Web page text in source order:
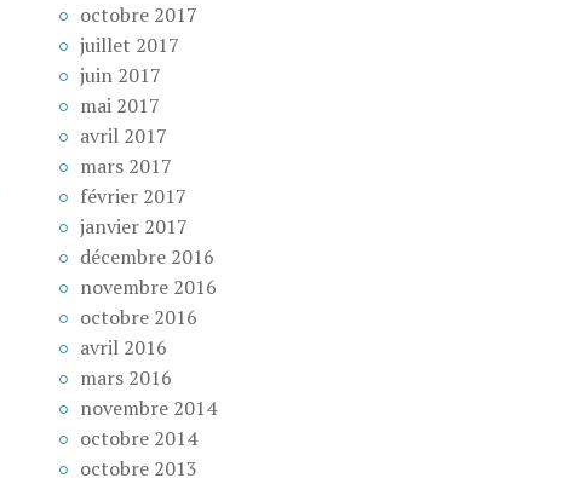
octobre 2017
juillet 2017
juin 2017
mai 2017
avril 2017
mars 2017
février 2017
janvier 2017
décembre 2016
novembre 2016
octobre 2016
avril 2016
mars 2016
novembre 2014
octobre 2014
octobre 2013